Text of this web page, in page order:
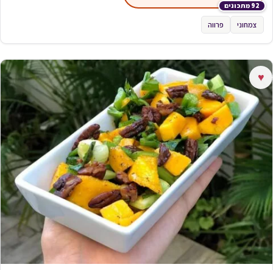
92 מתכונים
צמחוני פרווה
♥